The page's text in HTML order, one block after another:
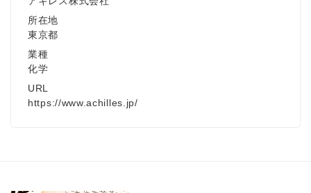
所在地
東京都
業種
化学
URL
https://www.achilles.jp/